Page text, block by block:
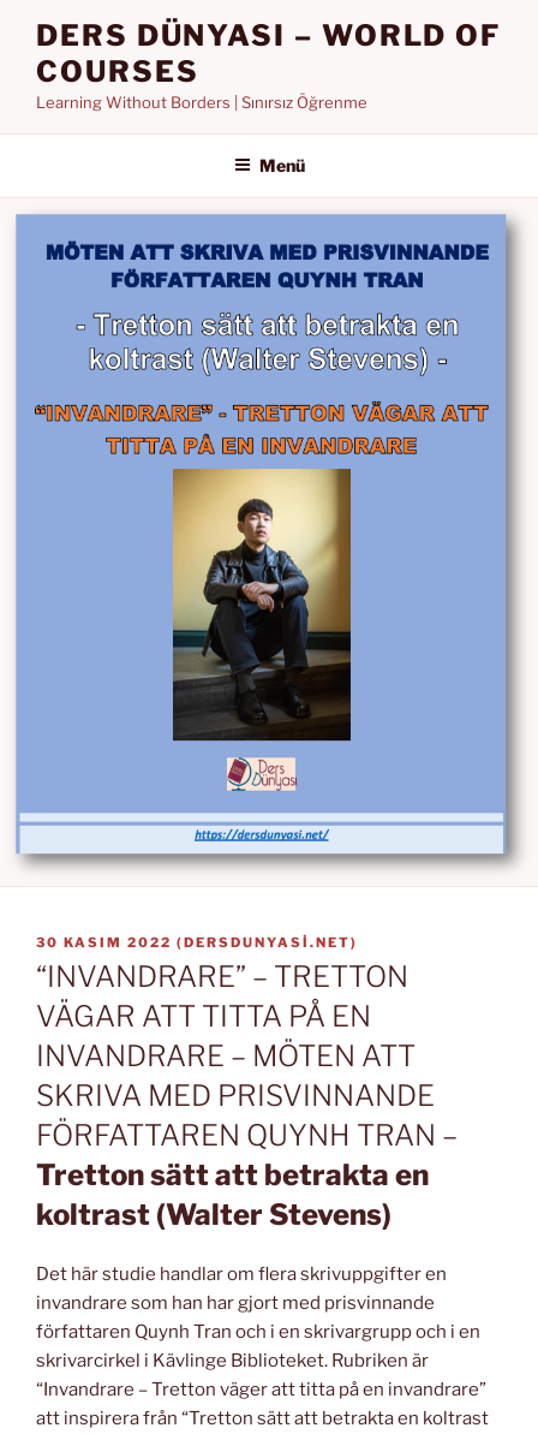
DERS DÜNYASI – WORLD OF
COURSES
Learning Without Borders | Sınırsız Öğrenme
Menü
YAYIM
TARIHI
30 KASIM 2022 (DERSDUNYASI.NET)
“INVANDRARE” – TRETTON
VÄGAR ATT TITTA PÅ EN
INVANDRARE – MÖTEN ATT
SKRIVA MED PRISVINNANDE
FÖRFATTAREN QUYNH TRAN –
Tretton sätt att betrakta en
koltrast (Walter Stevens)
Det här studie handlar om flera skrivuppgifter en
invandrare som han har gjort med prisvinnande
författaren Quynh Tran och i en skrivargrupp och i en
skrivarcirkel i Kävlinge Biblioteket. Rubriken är
“Invandrare – Tretton väger att titta på en invandrare”
att inspirera från “Tretton sätt att betrakta en koltrast